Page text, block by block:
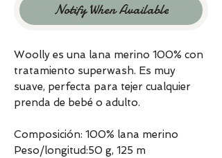
Notify When Available
Woolly es una lana merino 100% con
tratamiento superwash. Es muy
suave, perfecta para tejer cualquier
prenda de bebé o adulto.
Composición: 100% lana merino
Peso/longitud:50 g, 125 m